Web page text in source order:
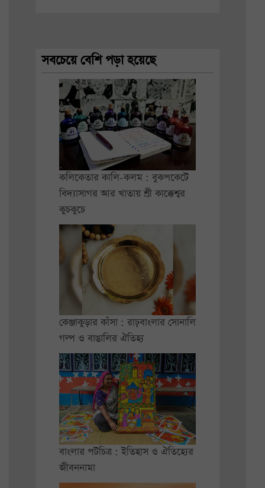
সবচেয়ে বেশি পড়া হয়েছে
কলিকেতার কালি-কলম : বুকপকেটে
বিদ্যাসাগর আর খাতায় শ্রী কাক্কেশ্বর
কুচকুচে
কেঞ্জাকুড়ার কাঁসা : রাঢ়বাংলার সোনালি
গল্প ও বাঙালির ঐতিহ্য
বাংলার পটচিত্র : ইতিহাস ও ঐতিহ্যের
জীবননামা